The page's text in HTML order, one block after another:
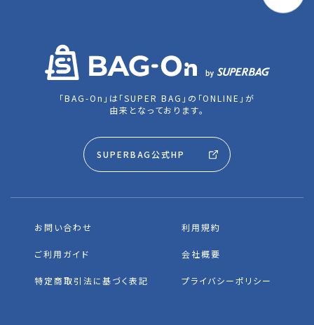
「BAG-On」は「SUPER BAG」の「ONLINE」が
由来となっております。
SUPERBAG公式HP
お問い合わせ
ご利用ガイド
特定商取引法に基づく表記
利用規約
会社概要
プライバシーポリシー